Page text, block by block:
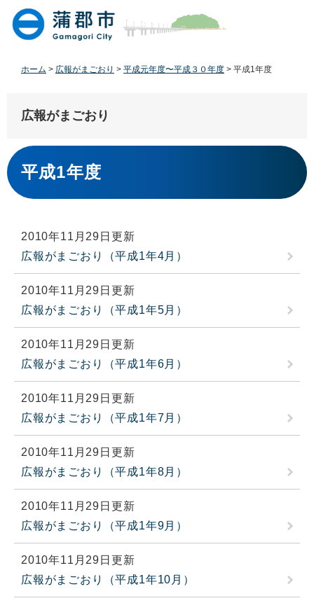
へ
ホーム > 広報がまごおり > 平成元年度〜平成３０年度 > 平成1年度
広報がまごおり
本
文
平成1年度
2010年11月29日更新
広報がまごおり（平成1年4月）
2010年11月29日更新
広報がまごおり（平成1年5月）
2010年11月29日更新
広報がまごおり（平成1年6月）
2010年11月29日更新
広報がまごおり（平成1年7月）
2010年11月29日更新
広報がまごおり（平成1年8月）
2010年11月29日更新
広報がまごおり（平成1年9月）
2010年11月29日更新
広報がまごおり（平成1年10月）